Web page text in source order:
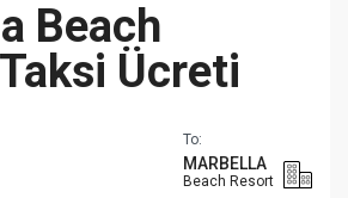
Beach
Taksi Ücreti
To:
MARBELLA
Beach Resort